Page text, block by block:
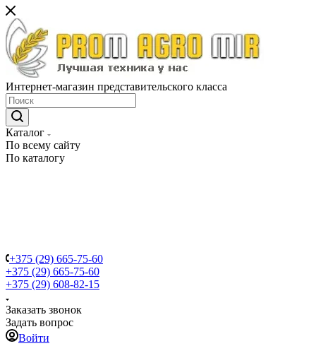
Интернет-магазин представительского класса
Каталог
По всему сайту
По каталогу
+375 (29) 665-75-60
+375 (29) 665-75-60
+375 (29) 608-82-15
Заказать звонок
Задать вопрос
Войти